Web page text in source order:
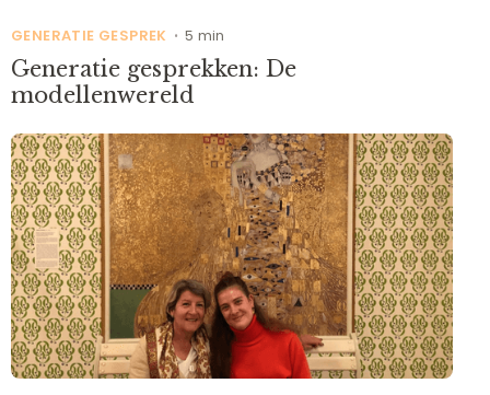
GENERATIE GESPREK • 5 min
Generatie gesprekken: De
modellenwereld